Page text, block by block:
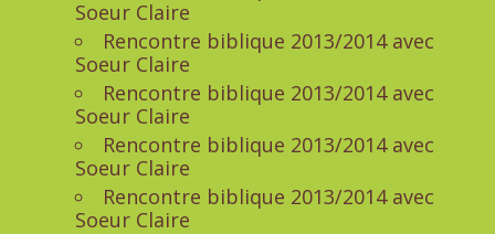
Soeur Claire
Rencontre biblique 2013/2014 avec
Soeur Claire
Rencontre biblique 2013/2014 avec
Soeur Claire
Rencontre biblique 2013/2014 avec
Soeur Claire
Rencontre biblique 2013/2014 avec
Soeur Claire